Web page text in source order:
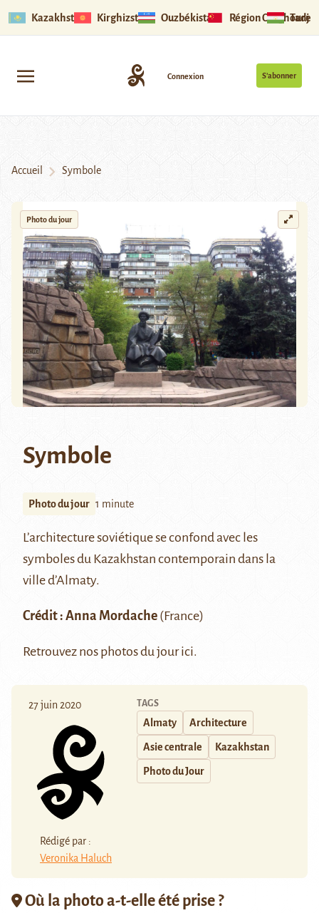
Kazakhstan Kirghizstan Ouzbékistan Région Ouïghoure
S’abonner
Connexion
Accueil Symbole
Photo du jour
Symbole
Photo du jour 1 minute
L’architecture soviétique se confond avec les
symboles du Kazakhstan contemporain dans la
ville d’Almaty.
Crédit : Anna Mordache (France)
Retrouvez nos photos du jourici.
27 juin 2020
Rédigé par :
Veronika Haluch
TAGS
Almaty Architecture
Asie centrale Kazakhstan
Photo du Jour
Où la photo a-t-elle été prise ?